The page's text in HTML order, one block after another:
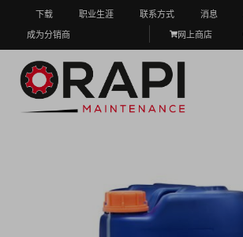
下载 职业生涯 联系方式 消息
成为分销商
网上商店